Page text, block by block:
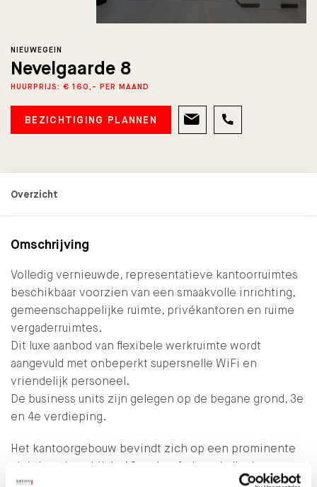
Nevelgaarde 8
NIEUWEGEIN
HUURPRIJS: € 160,- PER MAAND
BEZICHTIGING PLANNEN
Omschrijving
Volledig vernieuwde, representatieve kantoorruimtes
beschikbaar voorzien van een smaakvolle inrichting,
gemeenschappelijke ruimte, privékantoren en ruime
vergaderruimtes.
Dit luxe aanbod van flexibele werkruimte wordt
aangevuld met onbeperkt supersnelle WiFi en
vriendelijk personeel.
De business units zijn gelegen op de begane grond, 3e
en 4e verdieping.
Het kantoorgebouw bevindt zich op een prominente
zichtlocatie nabij de A2 en heeft door de ligging en
uitstraling een zeer goede zichtbaarheid.